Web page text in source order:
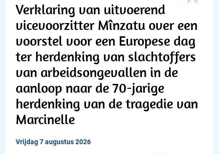
Verklaring van uitvoerend
vicevoorzitter Mînzatu over een
voorstel voor een Europese dag
ter herdenking van slachtoffers
van arbeidsongevallen in de
aanloop naar de 70-jarige
herdenking van de tragedie van
Marcinelle
vrijdag 7 augustus 2026